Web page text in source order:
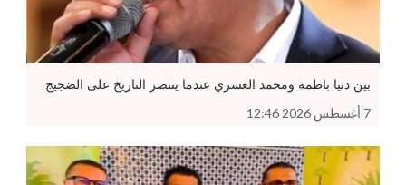
بين دنيا باطمة ومحمد العسري عندما ينتصر التاريخ على الضجيج
7 أغسطس 2026 12:46